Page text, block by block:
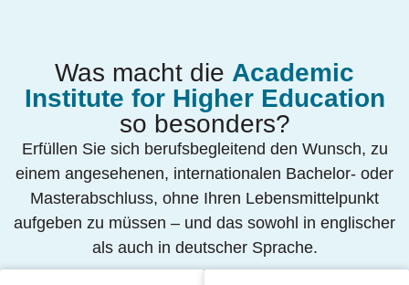
Was macht die Academic
Institute for Higher Education
so besonders?
Erfüllen Sie sich berufsbegleitend den Wunsch, zu
einem angesehenen, internationalen Bachelor- oder
Masterabschluss, ohne Ihren Lebensmittelpunkt
aufgeben zu müssen – und das sowohl in englischer
als auch in deutscher Sprache.